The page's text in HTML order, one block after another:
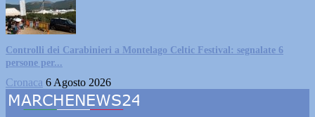
Controlli dei Carabinieri a Montelago Celtic Festival: segnalate 6
persone per...
Cronaca 6 Agosto 2026